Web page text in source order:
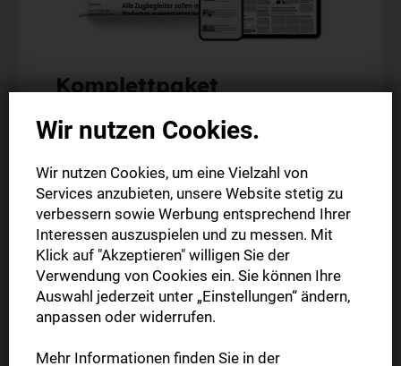
Komplettpaket
Die digitale Ausgabe als E-Paper (Mo.-So.)
Die gedruckte Ausgabe im Briefkasten (Mo.-Sa.)
6 Wochen nur
30,00 €
Wir nutzen Cookies.
Wir nutzen Cookies, um eine Vielzahl von
Services anzubieten, unsere Website stetig zu
verbessern sowie Werbung entsprechend Ihrer
Interessen auszuspielen und zu messen. Mit
Klick auf "Akzeptieren" willigen Sie der
Verwendung von Cookies ein. Sie können Ihre
Auswahl jederzeit unter „Einstellungen“ ändern,
anpassen oder widerrufen.
Mehr Informationen finden Sie in der